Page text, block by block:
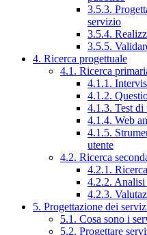
3.5.3.
servizio
3.5.4.
3.5.5.
4. Ricerca progettuale
4.1. Ricerca
4.1.1.
4.1.2.
4.1.3. Test di
4.1.4. Web
4.1.5.
utente
4.2. Ricerca
4.2.1.
4.2.2. Analisi
4.2.3.
5. Progettazione dei
5.1. Cosa sono i
5.2. Progettare